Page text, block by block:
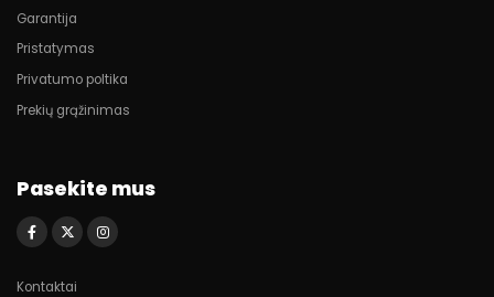
Garantija
Pristatymas
Privatumo poltika
Prekių grąžinimas
Pasekite mus
Kontaktai